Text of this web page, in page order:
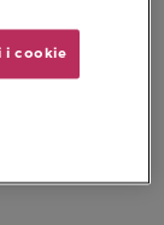
cookie